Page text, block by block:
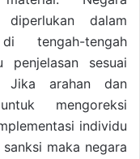
diperlukan dalam
tengah-tengah
penjelasan sesuai
Jika arahan dan
mengoreksi
individu
maka negara